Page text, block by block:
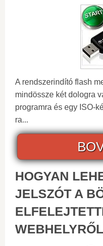
A rendszerindító flash
mindössze két dologra
programra és egy ISO-
ra...
HOGYAN
JELSZÓT A